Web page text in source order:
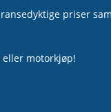
priser
eller motorkjøp!